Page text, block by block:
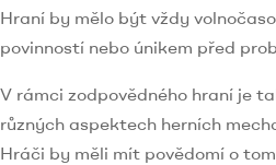
Hraní by mělo být vždy
povinností nebo únikem před
V rámci zodpovědného hraní je
různých aspektech herních
Hráči by měli mít povědomí o